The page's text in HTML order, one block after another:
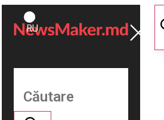
ROMÂNĂ
RU
Susține
NM